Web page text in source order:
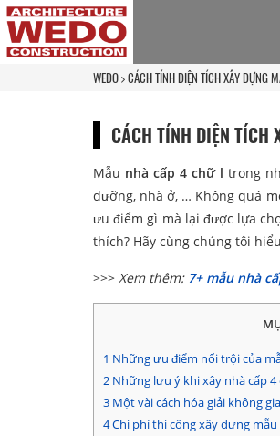
WEDO CÁCH TÍNH DIỆN TÍCH XÂY DỰNG
CÁCH TÍNH DIỆN TÍCH
Mẫu nhà cấp 4 chữ l trong
dưỡng, nhà ở, … Không quá
ưu điểm gì mà lại được lựa
thích? Hãy cùng chúng tôi
>>> Xem thêm: 7+ mẫu nhà
1 Những ưu điểm nổi trội của
2 Những lưu ý khi xây nhà cấp 4
3 Một vài cách hóa giải không
4Chi phí thi công xây dưng mẫu